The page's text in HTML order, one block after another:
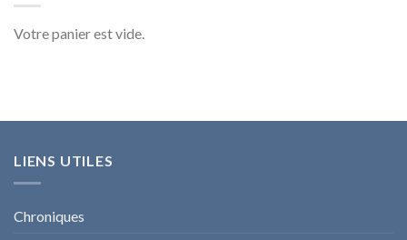
Votre panier est vide.
LIENS UTILES
Chroniques